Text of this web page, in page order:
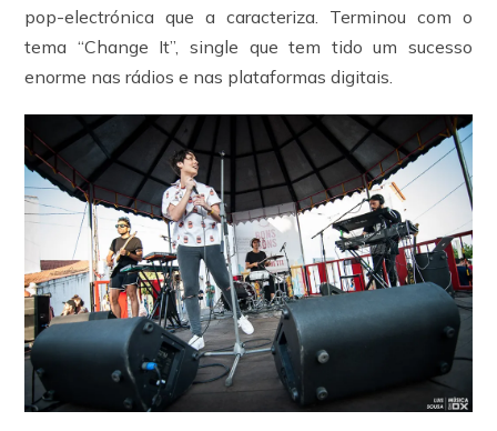
pop-electrónica que a caracteriza. Terminou com o
tema “Change It”, single que tem tido um sucesso
enorme nas rádios e nas plataformas digitais.